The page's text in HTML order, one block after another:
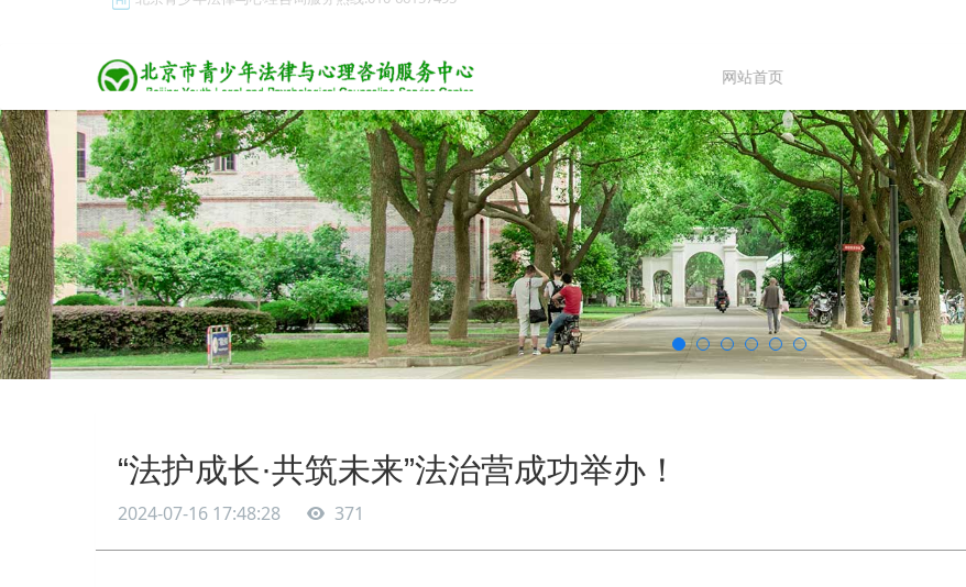
网站首页 中心服务
“法护成长·共筑未来”法治营成功举办！
2024-07-16 17:48:28 371